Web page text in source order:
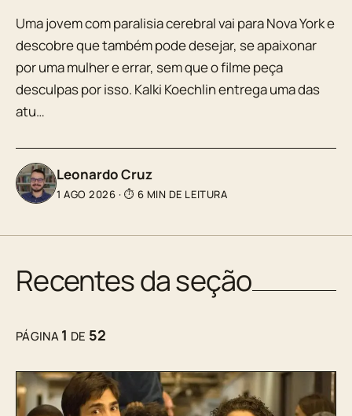
Uma jovem com paralisia cerebral vai para Nova York e
descobre que também pode desejar, se apaixonar
por uma mulher e errar, sem que o filme peça
desculpas por isso. Kalki Koechlin entrega uma das
atu…
Leonardo Cruz
1 AGO 2026 · ⏱ 6 MIN DE LEITURA
Recentes da seção
PÁGINA1 DE 52